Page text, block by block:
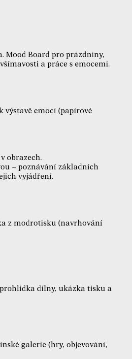
Mood Board pro prázdniny,
a práce s emocemi.
emocí (papírové
obrazech.
– poznávání základních
vyjádření.
z modrotisku (navrhování
dílny, ukázka tisku a
galerie (hry, objevování,